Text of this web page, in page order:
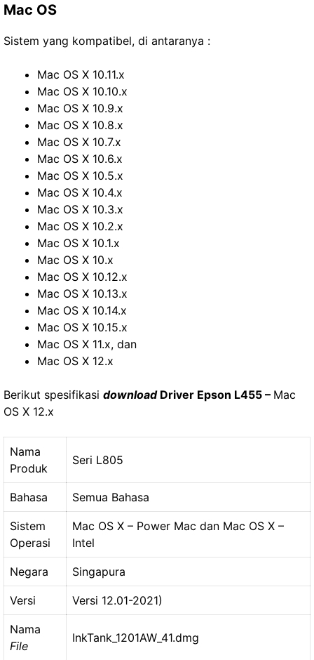
Mac OS
Sistem yang kompatibel, di antaranya :
Mac OS X 10.11.x
Mac OS X 10.10.x
Mac OS X 10.9.x
Mac OS X 10.8.x
Mac OS X 10.7.x
Mac OS X 10.6.x
Mac OS X 10.5.x
Mac OS X 10.4.x
Mac OS X 10.3.x
Mac OS X 10.2.x
Mac OS X 10.1.x
Mac OS X 10.x
Mac OS X 10.12.x
Mac OS X 10.13.x
Mac OS X 10.14.x
Mac OS X 10.15.x
Mac OS X 11.x, dan
Mac OS X 12.x
Berikut spesifikasi downloadDriver Epson L455 – Mac
OS X 12.x
Nama
Produk
Seri L805
Bahasa Semua Bahasa
Sistem
Operasi
Mac OS X – Power Mac dan Mac OS X –
Intel
Negara Singapura
Versi Versi 12.01-2021)
Nama
File
InkTank_1201AW_41.dmg